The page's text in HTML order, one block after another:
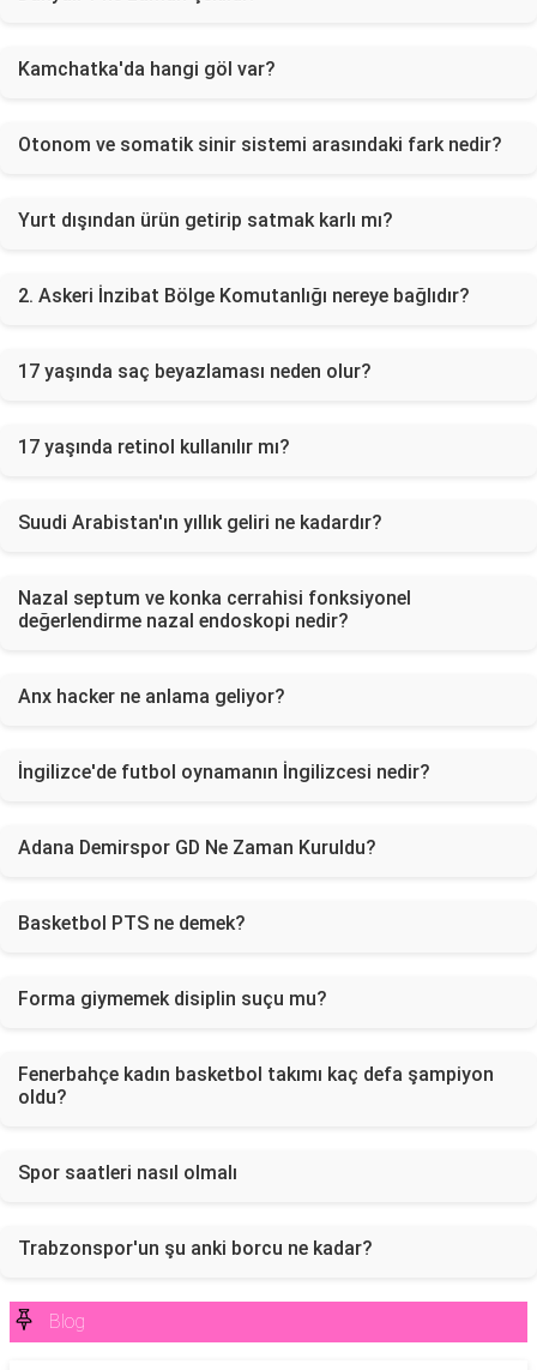
Kamchatka'da hangi göl var?
Otonom ve somatik sinir sistemi arasındaki fark nedir?
Yurt dışından ürün getirip satmak karlı mı?
2. Askeri İnzibat Bölge Komutanlığı nereye bağlıdır?
17 yaşında saç beyazlaması neden olur?
17 yaşında retinol kullanılır mı?
Suudi Arabistan'ın yıllık geliri ne kadardır?
Nazal septum ve konka cerrahisi fonksiyonel
değerlendirme nazal endoskopi nedir?
Anx hacker ne anlama geliyor?
İngilizce'de futbol oynamanın İngilizcesi nedir?
Adana Demirspor GD Ne Zaman Kuruldu?
Basketbol PTS ne demek?
Forma giymemek disiplin suçu mu?
Fenerbahçe kadın basketbol takımı kaç defa şampiyon
oldu?
Spor saatleri nasıl olmalı
Trabzonspor'un şu anki borcu ne kadar?
Blog